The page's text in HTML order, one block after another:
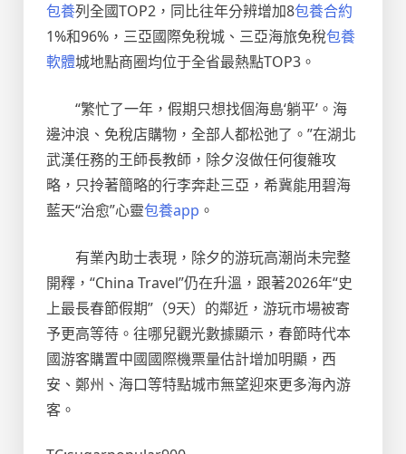
包養列全國TOP2，同比往年分辨增加8包養合約
1%和96%，三亞國際免稅城、三亞海旅免稅包養
軟體城地點商圈均位于全省最熱點TOP3。
“繁忙了一年，假期只想找個海島‘躺平’。海
邊沖浪、免稅店購物，全部人都松弛了。”在湖北
武漢任務的王師長教師，除夕沒做任何復雜攻
略，只拎著簡略的行李奔赴三亞，希冀能用碧海
藍天“治愈”心靈包養app 。
有業內助士表現，除夕的游玩高潮尚未完整
開釋，“China Travel”仍在升溫，跟著2026年“史
上最長春節假期”（9天）的鄰近，游玩市場被寄
予更高等待。往哪兒觀光數據顯示，春節時代本
國游客購置中國國際機票量估計增加明顯，西
安、鄭州、海口等特點城市無望迎來更多海內游
客。